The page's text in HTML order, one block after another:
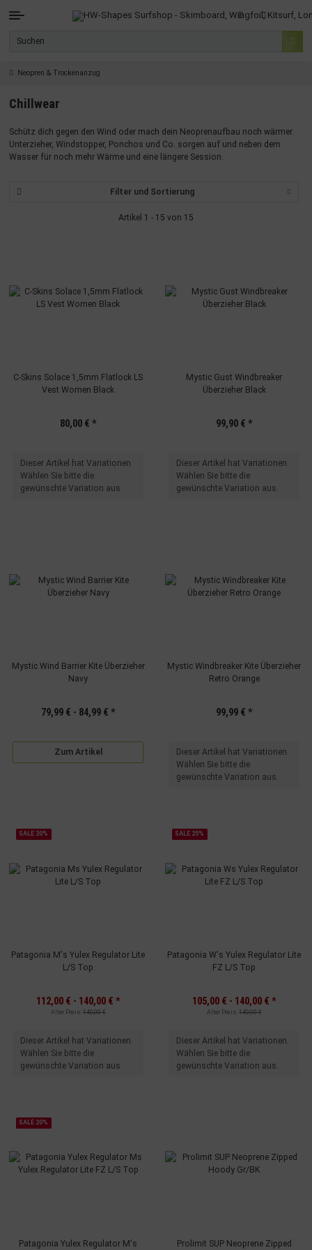
Neopren & Trockenanzug
Chillwear
Schütz dich gegen den Wind oder mach dein Neoprenaufbau noch wärmer.
Unterzieher, Windstopper, Ponchos und Co. sorgen auf und neben dem
Wasser für noch mehr Wärme und eine längere Session.
Filter und Sortierung
Artikel 1 - 15 von 15
C-Skins Solace 1,5mm Flatlock LS
Vest Women Black
80,00 € *
xDieser Artikel hat Variationen.
Wählen Sie bitte die
gewünschte Variation aus.
Mystic Gust Windbreaker
Überzieher Black
99,90 € *
xDieser Artikel hat Variationen.
Wählen Sie bitte die
gewünschte Variation aus.
Mystic Wind Barrier Kite Überzieher
Navy
79,99 € - 84,99 € *
Zum Artikel
Mystic Windbreaker Kite Überzieher
Retro Orange
99,99 € *
xDieser Artikel hat Variationen.
Wählen Sie bitte die
gewünschte Variation aus.
SALE 20%
Patagonia M's Yulex Regulator Lite
L/S Top
112,00 € - 140,00 € *
Alter Preis: 140,00 €
xDieser Artikel hat Variationen.
Wählen Sie bitte die
gewünschte Variation aus.
SALE 25%
Patagonia W's Yulex Regulator Lite
FZ L/S Top
105,00 € - 140,00 € *
Alter Preis: 140,00 €
xDieser Artikel hat Variationen.
Wählen Sie bitte die
gewünschte Variation aus.
SALE 20%
Patagonia Yulex Regulator M's
Prolimit SUP Neoprene Zipped